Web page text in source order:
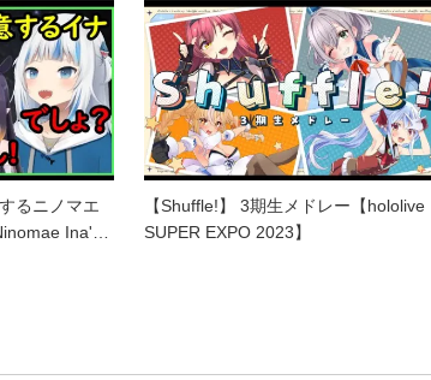
るニノマエ
Ina'…
【Shuffle!】 3期生メドレー【hololive
SUPER EXPO 2023】